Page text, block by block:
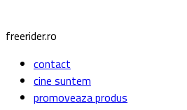
freerider.ro
contact
cine suntem
promoveaza produs